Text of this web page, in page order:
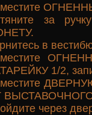
за
в
1/2,
ВЫСТАВОЧНОГО
через